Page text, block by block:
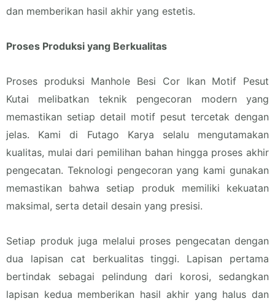
dan memberikan hasil akhir yang estetis.
Proses Produksi yang Berkualitas
Proses produksi Manhole Besi Cor Ikan Motif Pesut
Kutai melibatkan teknik pengecoran modern yang
memastikan setiap detail motif pesut tercetak dengan
jelas. Kami di Futago Karya selalu mengutamakan
kualitas, mulai dari pemilihan bahan hingga proses akhir
pengecatan. Teknologi pengecoran yang kami gunakan
memastikan bahwa setiap produk memiliki kekuatan
maksimal, serta detail desain yang presisi.
Setiap produk juga melalui proses pengecatan dengan
dua lapisan cat berkualitas tinggi. Lapisan pertama
bertindak sebagai pelindung dari korosi, sedangkan
lapisan kedua memberikan hasil akhir yang halus dan